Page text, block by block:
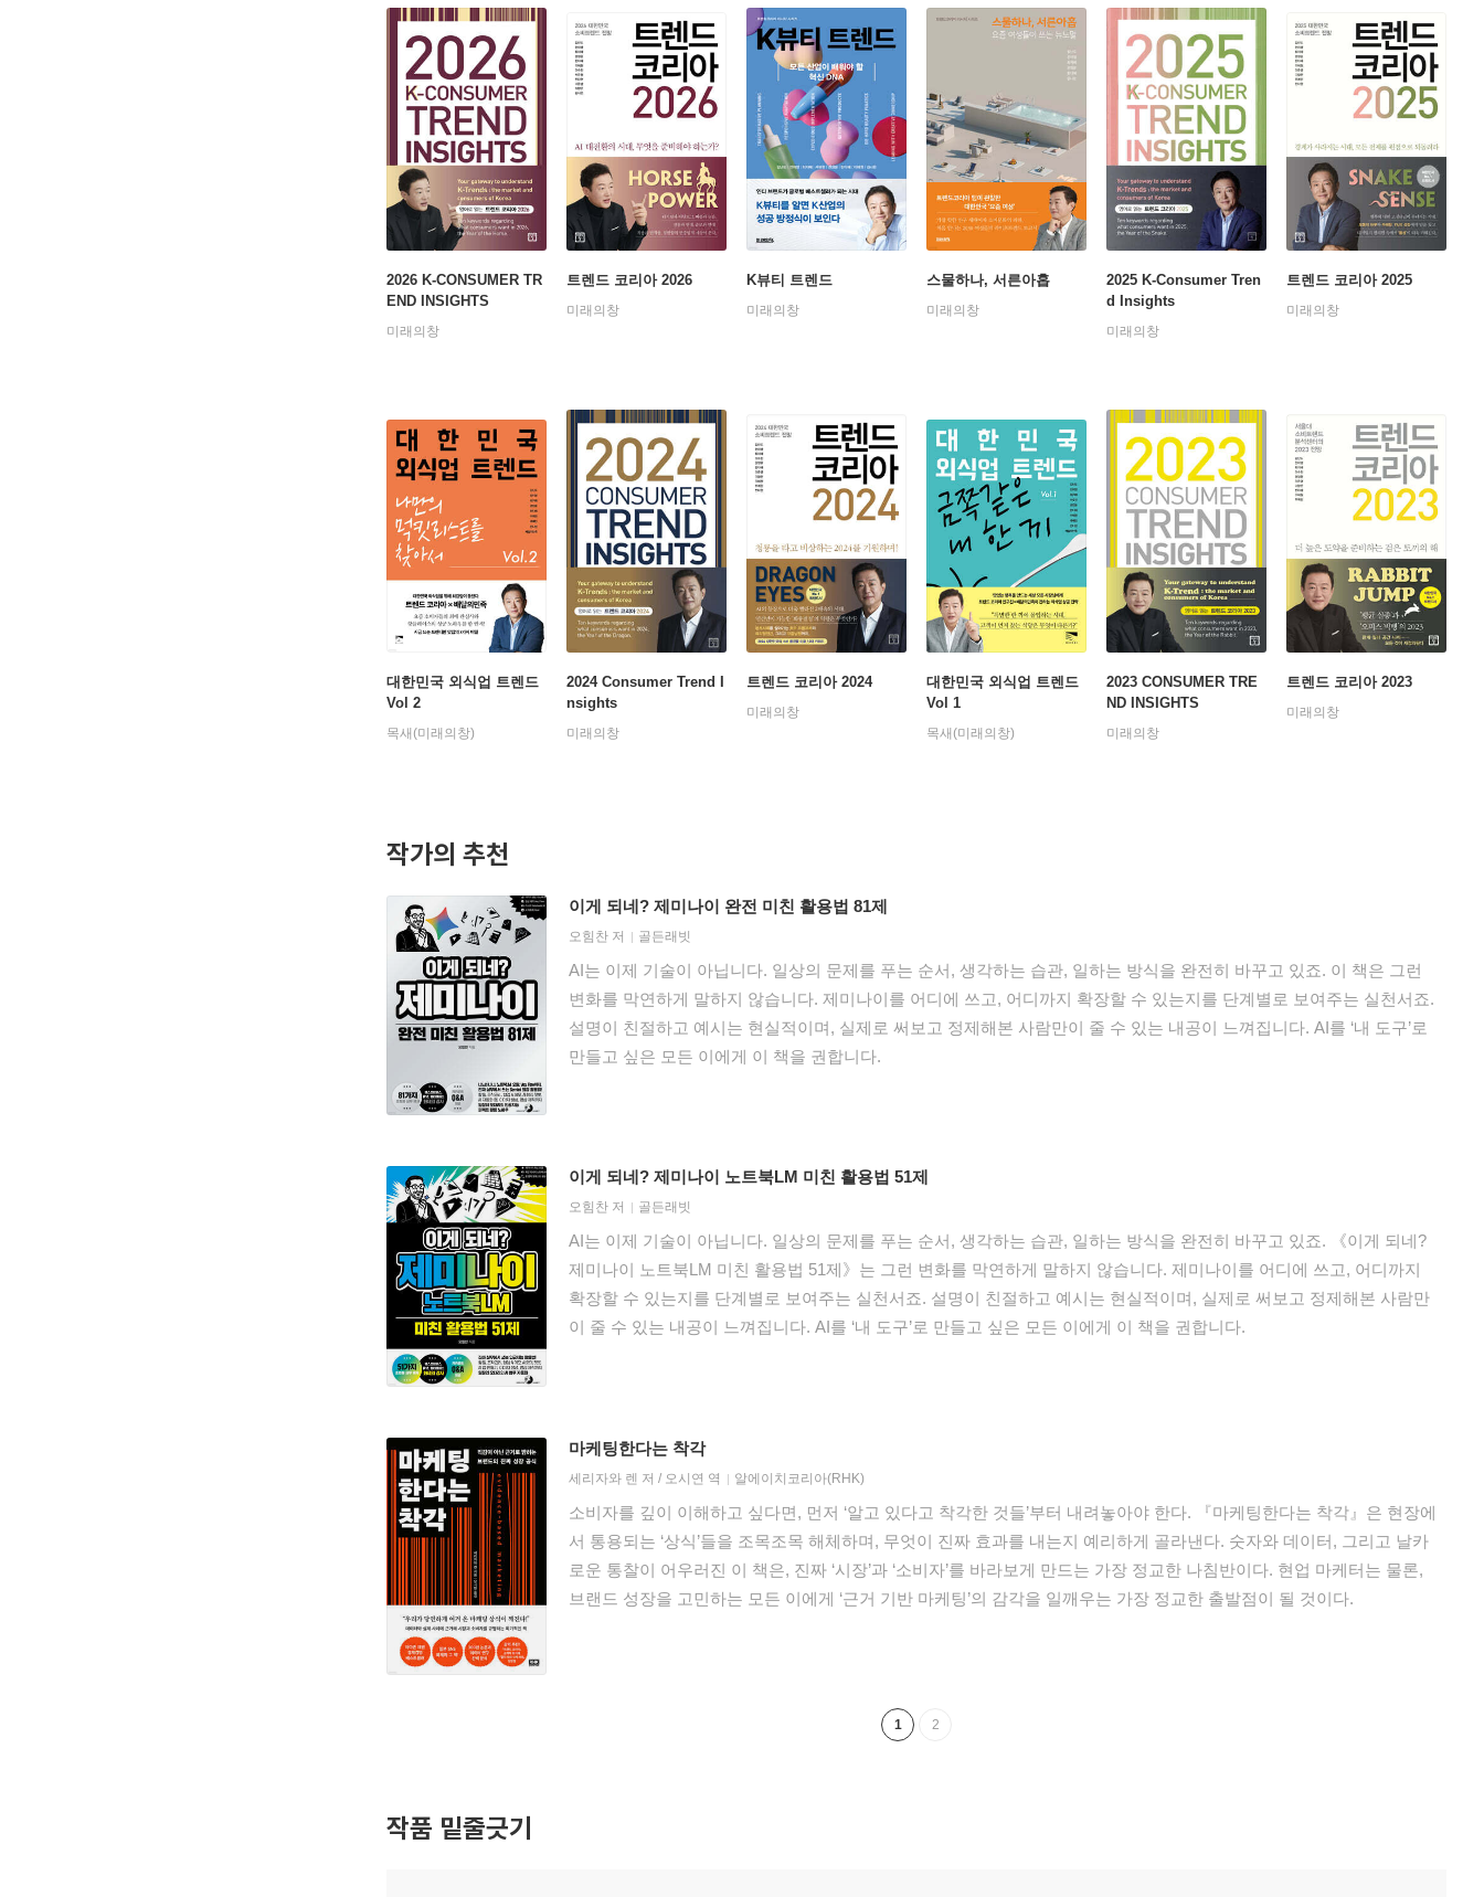
2026 K-CONSUMER TR
END INSIGHTS
미래의창
트렌드 코리아 2026
미래의창
K뷰티 트렌드
미래의창
스물하나, 서른아홉
미래의창
2025 K-Consumer Tren
d Insights
미래의창
트렌드 코리아 2025
미래의창
대한민국 외식업 트렌드
Vol 2
목새(미래의창)
2024 Consumer Trend I
nsights
미래의창
트렌드 코리아 2024
미래의창
대한민국 외식업 트렌드
Vol 1
목새(미래의창)
2023 CONSUMER TRE
ND INSIGHTS
미래의창
트렌드 코리아 2023
미래의창
작가의 추천
이게 되네? 제미나이 완전 미친 활용법 81제
오힘찬 저 골든래빗
AI는 이제 기술이 아닙니다. 일상의 문제를 푸는 순서, 생각하는 습관, 일하는 방식을 완전히 바꾸고 있죠. 이 책은 그런
변화를 막연하게 말하지 않습니다. 제미나이를 어디에 쓰고, 어디까지 확장할 수 있는지를 단계별로 보여주는 실천서죠.
설명이 친절하고 예시는 현실적이며, 실제로 써보고 정제해본 사람만이 줄 수 있는 내공이 느껴집니다. AI를 ‘내 도구’로
만들고 싶은 모든 이에게 이 책을 권합니다.
이게 되네? 제미나이 노트북LM 미친 활용법 51제
오힘찬 저 골든래빗
AI는 이제 기술이 아닙니다. 일상의 문제를 푸는 순서, 생각하는 습관, 일하는 방식을 완전히 바꾸고 있죠. 《이게 되네?
제미나이 노트북LM 미친 활용법 51제》는 그런 변화를 막연하게 말하지 않습니다. 제미나이를 어디에 쓰고, 어디까지
확장할 수 있는지를 단계별로 보여주는 실천서죠. 설명이 친절하고 예시는 현실적이며, 실제로 써보고 정제해본 사람만
이 줄 수 있는 내공이 느껴집니다. AI를 ‘내 도구’로 만들고 싶은 모든 이에게 이 책을 권합니다.
마케팅한다는 착각
세리자와 렌 저 / 오시연 역 알에이치코리아(RHK)
소비자를 깊이 이해하고 싶다면, 먼저 ‘알고 있다고 착각한 것들’부터 내려놓아야 한다. 『마케팅한다는 착각』은 현장에
서 통용되는 ‘상식’들을 조목조목 해체하며, 무엇이 진짜 효과를 내는지 예리하게 골라낸다. 숫자와 데이터, 그리고 날카
로운 통찰이 어우러진 이 책은, 진짜 ‘시장’과 ‘소비자’를 바라보게 만드는 가장 정교한 나침반이다. 현업 마케터는 물론,
브랜드 성장을 고민하는 모든 이에게 ‘근거 기반 마케팅’의 감각을 일깨우는 가장 정교한 출발점이 될 것이다.
1 2
작품 밑줄긋기